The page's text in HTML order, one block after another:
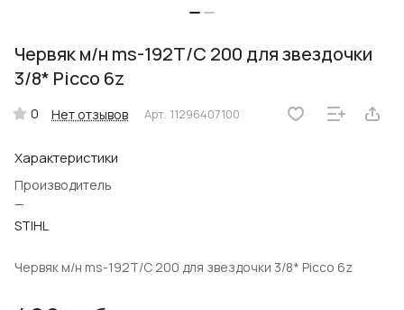
Червяк м/н ms-192T/C 200 для звездочки
3/8* Picco 6z
0 Нет отзывов Арт. 11296407100
Характеристики
Производитель
—
STIHL
Червяк м/н ms-192T/C 200 для звездочки 3/8* Picco 6z